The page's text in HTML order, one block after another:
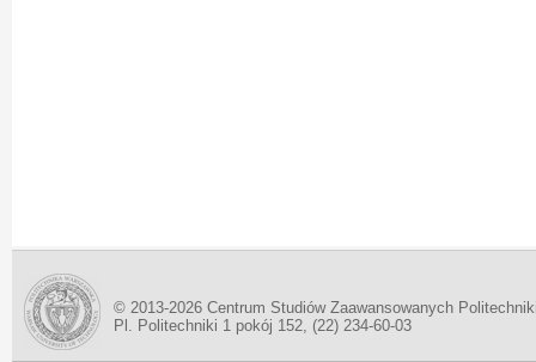
© 2013-2026 Centrum Studiów Zaawansowanych
Pl. Politechniki 1 pokój 152, (22) 234-60-03